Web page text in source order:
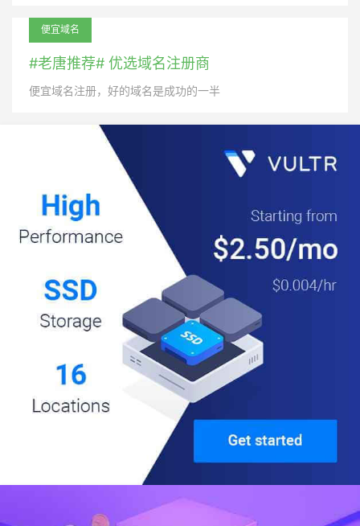
便宜域名
#老唐推荐# 优选域名注册商
便宜域名注册，好的域名是成功的一半